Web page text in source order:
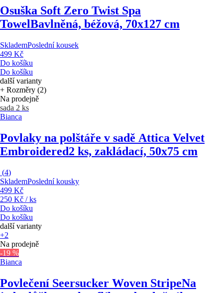
Osuška Soft Zero Twist Spa
TowelBavlněná, béžová, 70x127 cm
SklademPoslední kousek
499 Kč
Do košíku
Do košíku
další varianty
+ Rozměry (2)
Na prodejně
sada 2 ks
Bianca
Povlaky na polštáře v sadě Attica Velvet
Embroidered2 ks, zakládací, 50x75 cm
(4)
SklademPoslední kousky
499 Kč
250 Kč / ks
Do košíku
Do košíku
další varianty
+2
Na prodejně
-19 %
Bianca
Povlečení Seersucker Woven StripeNa